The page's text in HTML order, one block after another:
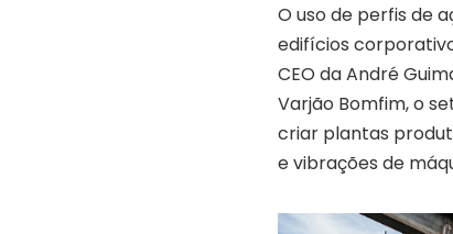
O uso de perfis de
edifícios
CEO da André
Varjão Bomfim, o
criar plantas
e vibrações de